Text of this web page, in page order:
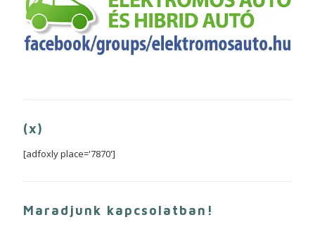
(x)
[adfoxly place='7870']
Maradjunk kapcsolatban!